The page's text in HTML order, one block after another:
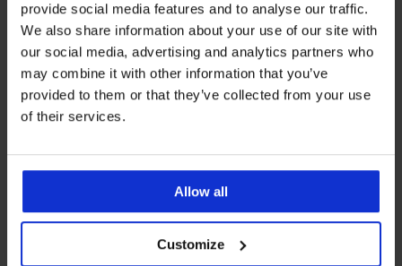
provide social media features and to analyse our traffic.
We also share information about your use of our site with
our social media, advertising and analytics partners who
may combine it with other information that you’ve
provided to them or that they’ve collected from your use
of their services.
Allow all
Customize
4,8
Podprsenka
Angelia
25,19
5
Podprsenka
Eloisa
vystužená
4,5
Podprsenka
Fili
vystužená
€
5
Podprsenka
Bellinda
Everyday
Micro
vystužená
k...
24,99
4,8
vystužená
20,99
4,8
BESTSELLER
Podprsenka
vyhladzujúca
Podprsenka
Ezra
vystužená
Balconette
38,99
PREMIUM
Podprsenka
Lace
s
57,99
4,8
BESTSELLER
Podprsenka
Triumph
Up
Illusion
5
Podprsenka
Spacer
3D
Giana
vystužená